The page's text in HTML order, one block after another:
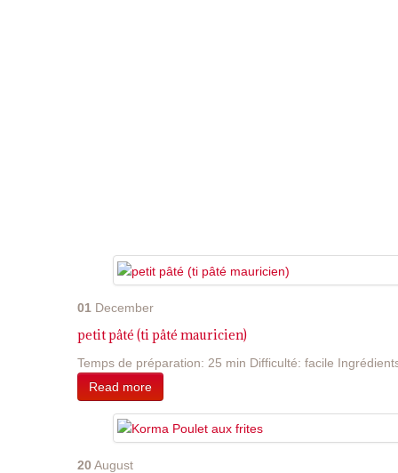
01 December
petit pâté (ti pâté mauricien)
Temps de préparation: 25 min Difficulté: facile
Read more
20 August